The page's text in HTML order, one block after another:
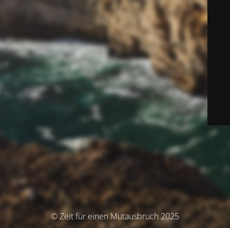
© Zeit für einen Mutausbruch 2025